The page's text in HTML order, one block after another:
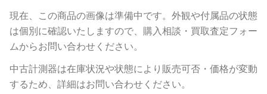
現在、この商品の画像は準備中です。外観や付属品の状態
は個別に確認いたしますので、購入相談・買取査定フォー
ムからお問い合わせください。
中古計測器は在庫状況や状態により販売可否・価格が変動
するため、詳細はお問い合わせください。